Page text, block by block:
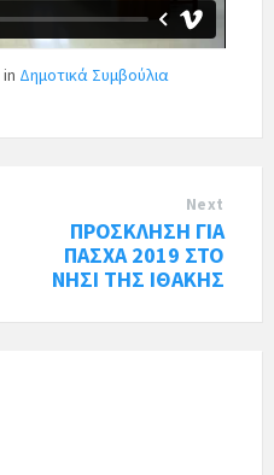
in Δημοτικά Συμβούλια
Next
ΠΡΟΣΚΛΗΣΗ ΓΙΑ
ΠΑΣΧΑ 2019 ΣΤΟ
ΝΗΣΙ ΤΗΣ ΙΘΑΚΗΣ